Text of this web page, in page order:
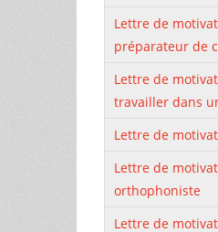
Lettre de
préparateur de
Lettre de
travailler dans
Lettre de
Lettre de
orthophoniste
Lettre de